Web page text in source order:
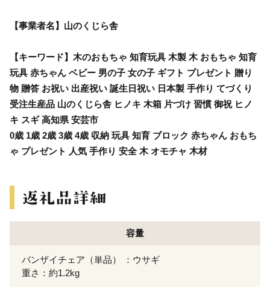
【事業者名】山のくじら舎
【キーワード】木のおもちゃ 知育玩具 木製 木 おもちゃ 知育
玩具 赤ちゃん ベビー 男の子 女の子 ギフト プレゼント 贈り
物 贈答 お祝い 出産祝い 誕生日祝い 日本製 手作り てづくり
受注生産品 山のくじら舎 ヒノキ 木箱 片づけ 習慣 御祝 ヒノ
キ スギ 高知県 安芸市
0歳 1歳 2歳 3歳 4歳 収納 玩具 知育 ブロック 赤ちゃん おもち
ゃ プレゼント 人気 手作り 安全 木 オモチャ 木材
容量
バンザイチェア（単品） ：ウサギ
重さ：約1.2kg